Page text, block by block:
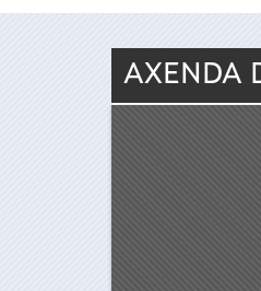
principal
está
AXENDA